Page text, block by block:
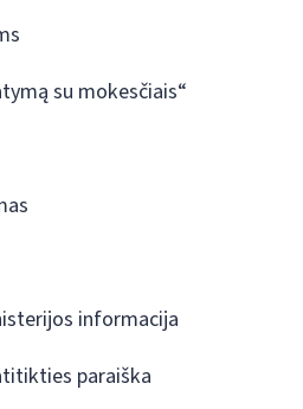
su mokesčiais“
informacija
paraiška